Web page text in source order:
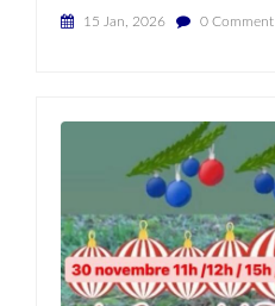
15 Jan, 2026 0 Comment